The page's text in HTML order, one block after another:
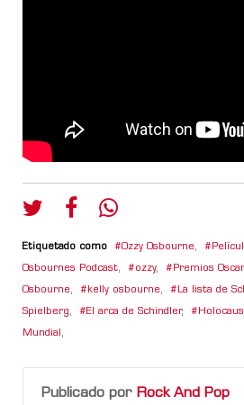
Etiquetado como Ozzy Osbourne,
Osbournes Podcast, ozzy, Premios
Osbourne, kelly osbourne, La lista de
Spielberg, El arca de Schindler,
Mundial ,
Publicado por Rock And Pop